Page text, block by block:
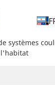
systèmes